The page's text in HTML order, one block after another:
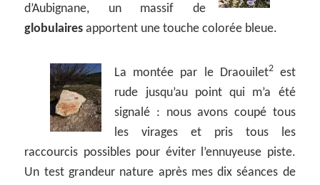
d’Aubignane, un massif de
globulaires apportent une touche colorée bleue.
La montée par le Draouilet2est
rude jusqu’au point qui m’a été
signalé : nous avons coupé tous
les virages et pris tous les
raccourcis possibles pour éviter l’ennuyeuse piste.
Un test grandeur nature après mes dix séances de